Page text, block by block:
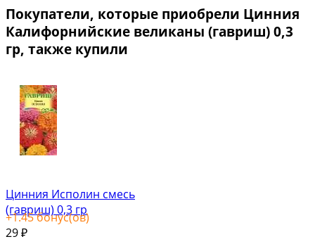
Покупатели, которые приобрели Цинния
Калифорнийские великаны (гавриш) 0,3
гр, также купили
Цинния Исполин смесь
(гавриш) 0,3 гр
+1.45бонус(ов)
29 ₽